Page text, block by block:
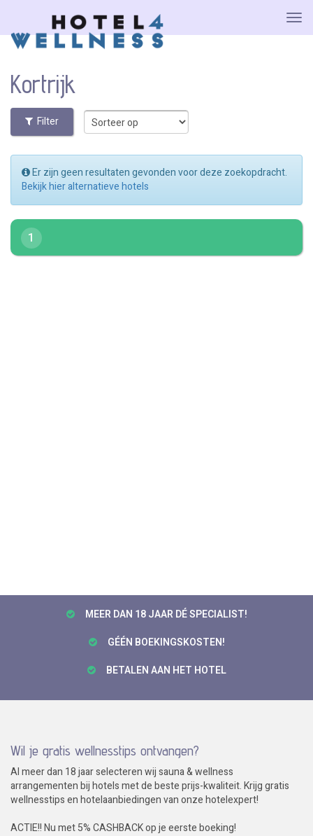
Kortrijk
Filter
Er zijn geen resultaten gevonden voor deze zoekopdracht.
Bekijk hier alternatieve hotels
1
MEER DAN 18 JAAR DÉ SPECIALIST!
GÉÉN BOEKINGSKOSTEN!
BETALEN AAN HET HOTEL
Wil je gratis wellnesstips ontvangen?
Al meer dan 18 jaar selecteren wij sauna & wellness
arrangementen bij hotels met de beste prijs-kwaliteit. Krijg gratis
wellnesstips en hotelaanbiedingen van onze hotelexpert!
ACTIE!! Nu met 5% CASHBACK op je eerste boeking!